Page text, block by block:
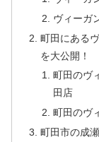
ヴィーガ
町田にある
を大公開！
町田のヴ
田店
町田のヴ
町田市の成